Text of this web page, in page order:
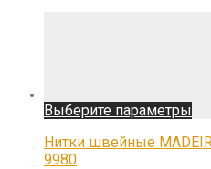
Выберите параметры
Нитки швейные
9980